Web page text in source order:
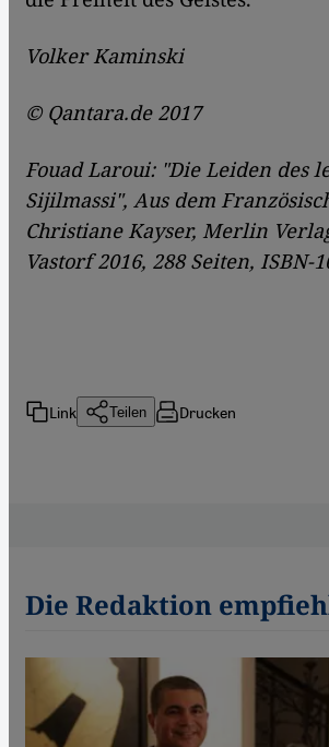
Volker Kaminski
© Qantara.de 2017
Fouad Laroui: "Die Leiden des
Sijilmassi", Aus dem
Christiane Kayser, Merlin
Vastorf 2016, 288 Seiten, ISBN-
Link Teilen Drucken
Die Redaktion